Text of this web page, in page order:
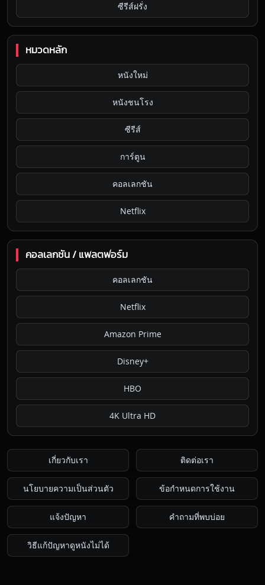
ซีรีส์ฝรั่ง
หมวดหลัก
หนังใหม่
หนังชนโรง
ซีรีส์
การ์ตูน
คอลเลกชัน
Netflix
คอลเลกชัน / แพลตฟอร์ม
คอลเลกชัน
Netflix
Amazon Prime
Disney+
HBO
4K Ultra HD
เกี่ยวกับเรา ติดต่อเรา
นโยบายความเป็นส่วนตัว ข้อกำหนดการใช้งาน
แจ้งปัญหา คำถามที่พบบ่อย
วิธีแก้ปัญหาดูหนังไม่ได้